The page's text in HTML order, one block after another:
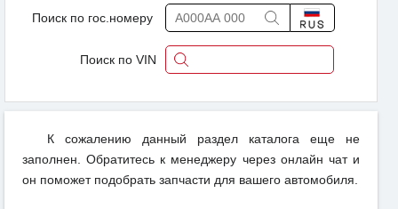
Поиск по гос.номеру
Поиск по VIN
К сожалению данный раздел каталога еще не
заполнен. Обратитесь к менеджеру через онлайн чат и
он поможет подобрать запчасти для вашего автомобиля.